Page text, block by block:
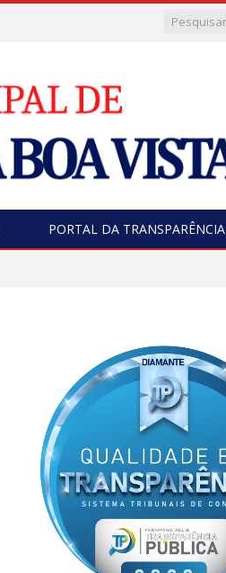
PORTAL DA TRANSPARÊNCIA